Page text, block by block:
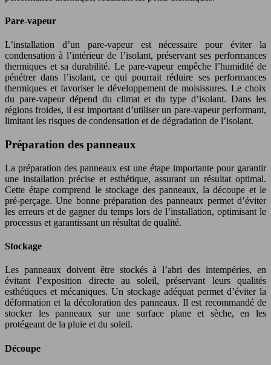
Pare-vapeur
L’installation d’un pare-vapeur est nécessaire pour éviter la
condensation à l’intérieur de l’isolant, préservant ses performances
thermiques et sa durabilité. Le pare-vapeur empêche l’humidité de
pénétrer dans l’isolant, ce qui pourrait réduire ses performances
thermiques et favoriser le développement de moisissures. Le choix
du pare-vapeur dépend du climat et du type d’isolant. Dans les
régions froides, il est important d’utiliser un pare-vapeur performant,
limitant les risques de condensation et de dégradation de l’isolant.
Préparation des panneaux
La préparation des panneaux est une étape importante pour garantir
une installation précise et esthétique, assurant un résultat optimal.
Cette étape comprend le stockage des panneaux, la découpe et le
pré-perçage. Une bonne préparation des panneaux permet d’éviter
les erreurs et de gagner du temps lors de l’installation, optimisant le
processus et garantissant un résultat de qualité.
Stockage
Les panneaux doivent être stockés à l’abri des intempéries, en
évitant l’exposition directe au soleil, préservant leurs qualités
esthétiques et mécaniques. Un stockage adéquat permet d’éviter la
déformation et la décoloration des panneaux. Il est recommandé de
stocker les panneaux sur une surface plane et sèche, en les
protégeant de la pluie et du soleil.
Découpe